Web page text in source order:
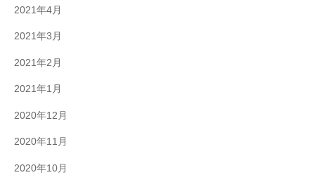
2021年4月
2021年3月
2021年2月
2021年1月
2020年12月
2020年11月
2020年10月